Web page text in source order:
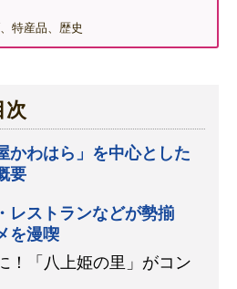
特産品、歴史
次
かわはら」を中心とした
要
レストランなどが勢揃
を漫喫
！「八上姫の里」がコン